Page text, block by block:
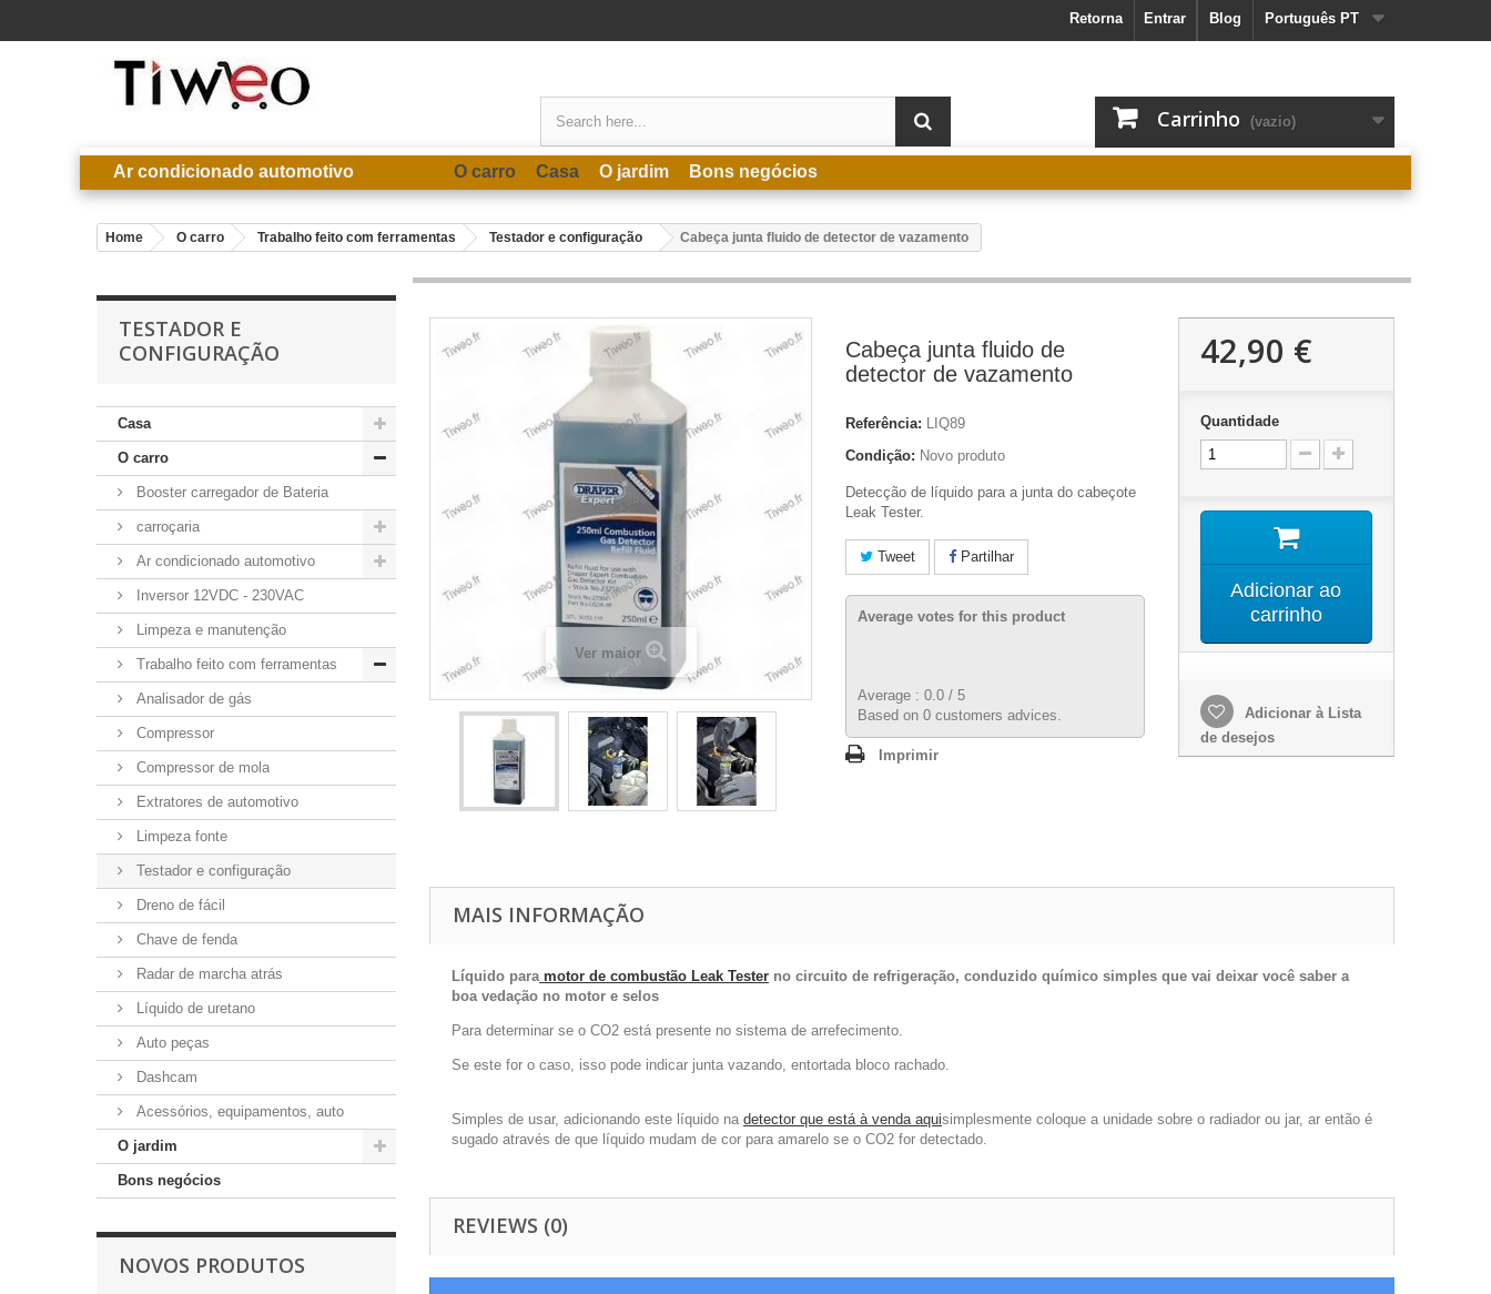
Português PT
Blog
Entrar
Retorna
Carrinho (vazio)
Ar condicionado automotivo O carro Casa O jardim Bons negócios
Home O carro Trabalho feito com ferramentas Testador e configuração Cabeça junta fluido de detector de vazamento
TESTADOR E
CONFIGURAÇÃO
Casa
O carro
Booster carregador de Bateria
carroçaria
Ar condicionado automotivo
Inversor 12VDC - 230VAC
Limpeza e manutenção
Trabalho feito com ferramentas
Analisador de gás
Compressor
Compressor de mola
Extratores de automotivo
Limpeza fonte
Testador e configuração
Dreno de fácil
Chave de fenda
Radar de marcha atrás
Líquido de uretano
Auto peças
Dashcam
Acessórios, equipamentos, auto
O jardim
Bons negócios
NOVOS PRODUTOS
Ver maior
Cabeça junta fluido de
detector de vazamento
Referência: LIQ89
Condição: Novo produto
Detecção de líquido para a junta do cabeçote
Leak Tester.
Tweet Partilhar
Average votes for this product
Average : 0.0 / 5
Based on 0 customers advices.
Imprimir
42,90 €
Quantidade
Adicionar ao
carrinho
Adicionar à Lista
de desejos
MAIS INFORMAÇÃO
Líquido paramotor de combustão Leak Tester no circuito de refrigeração, conduzido químico simples que vai deixar você saber a
boa vedação no motor e selos
Para determinar se o CO2 está presente no sistema de arrefecimento.
Se este for o caso, isso pode indicar junta vazando, entortada bloco rachado.
Simples de usar, adicionando este líquido na detector que está à venda aquisimplesmente coloque a unidade sobre o radiador ou jar, ar então é
sugado através de que líquido mudam de cor para amarelo se o CO2 for detectado.
REVIEWS (0)